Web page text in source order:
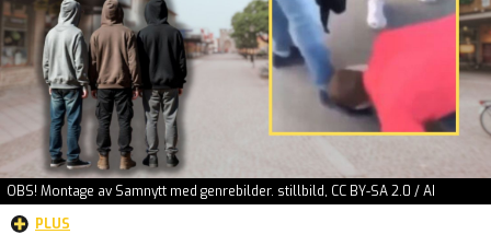
OBS! Montage av Samnytt med genrebilder. stillbild, CC BY-SA 2.0 / AI
PLUS